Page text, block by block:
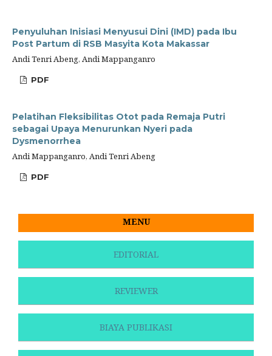
Penyuluhan Inisiasi Menyusui Dini (IMD) pada Ibu
Post Partum di RSB Masyita Kota Makassar
Andi Tenri Abeng, Andi Mappanganro
PDF
Pelatihan Fleksibilitas Otot pada Remaja Putri
sebagai Upaya Menurunkan Nyeri pada
Dysmenorrhea
Andi Mappanganro, Andi Tenri Abeng
PDF
MENU
EDITORIAL
REVIEWER
BIAYA PUBLIKASI